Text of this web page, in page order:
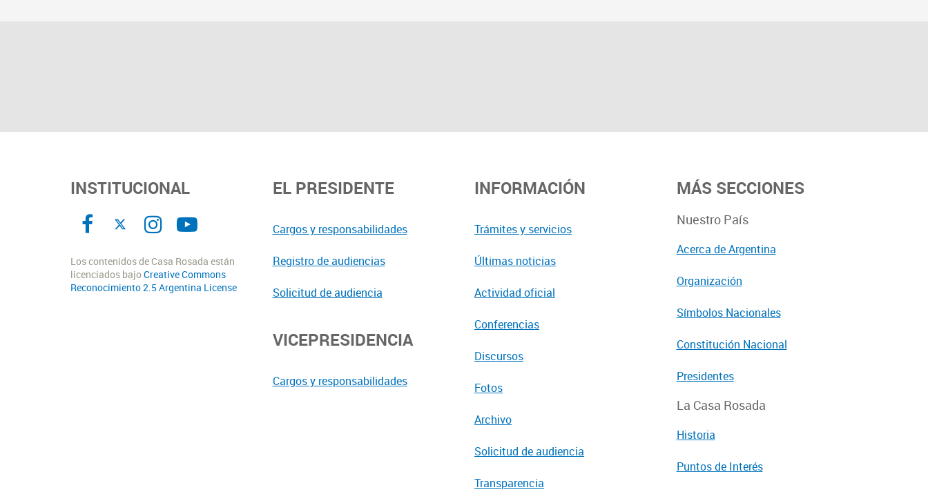
INSTITUCIONAL
Los contenidos de Casa Rosada están
licenciados bajoCreative Commons
Reconocimiento 2.5 Argentina License
EL PRESIDENTE
Cargos y responsabilidades
Registro de audiencias
Solicitud de audiencia
VICEPRESIDENCIA
Cargos y responsabilidades
INFORMACIÓN
Trámites y servicios
Últimas noticias
Actividad oficial
Conferencias
Discursos
Fotos
Archivo
Solicitud de audiencia
Transparencia
MÁS SECCIONES
Nuestro País
Acerca de Argentina
Organización
Símbolos Nacionales
Constitución Nacional
Presidentes
La Casa Rosada
Historia
Puntos de Interés